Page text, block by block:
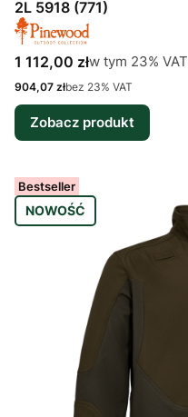
2L 5918 (771)
Cena brutto
1 112,00 złw tym %s VAT
w tym 23% VAT
Cena netto
904,07 złbez 23% VAT
Zobacz produkt
Bestseller
NOWOŚĆ